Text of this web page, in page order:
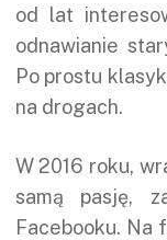
od lat
odnawianie
Po prostu
na drogach.
W 2016 roku,
samą pasję,
Facebooku. Na